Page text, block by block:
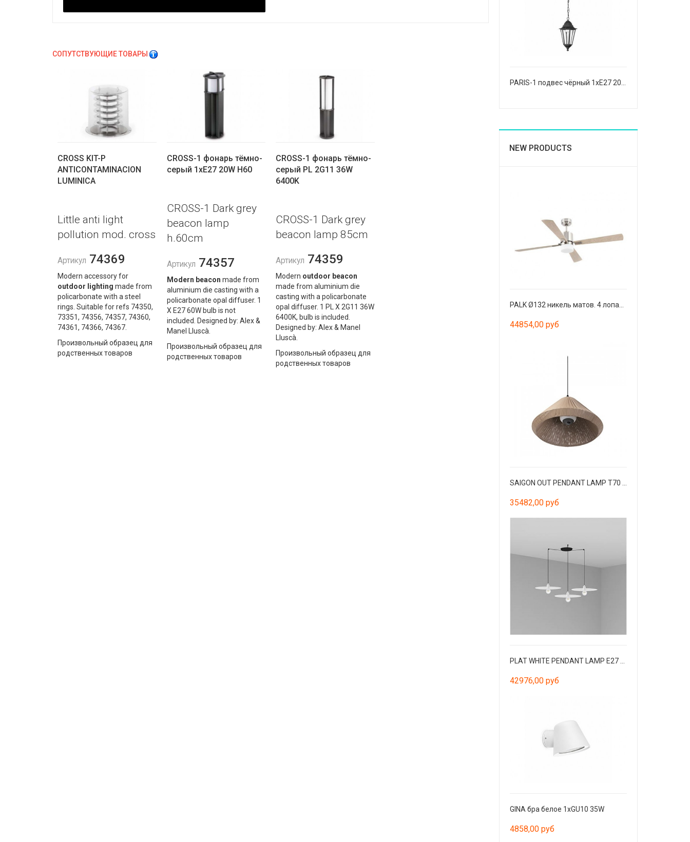
СОПУТСТВУЮЩИЕ ТОВАРЫ
CROSS KIT-P
ANTICONTAMINACION
LUMINICA
Little anti light
pollution mod. cross
Артикул 74369
Modern accessory for
outdoor lighting made from
policarbonate with a steel
rings. Suitable for refs 74350,
73351, 74356, 74357, 74360,
74361, 74366, 74367.
Произвольный образец для
родственных товаров
CROSS-1 фонарь тёмно-
серый 1хE27 20W H60
CROSS-1 Dark grey
beacon lamp
h.60cm
Артикул 74357
Modern beacon made from
aluminium die casting with a
policarbonate opal diffuser. 1
X E27 60W bulb is not
included. Designed by: Alex &
Manel Lluscà.
Произвольный образец для
родственных товаров
CROSS-1 фонарь тёмно-
серый PL 2G11 36W
6400K
CROSS-1 Dark grey
beacon lamp 85cm
Артикул 74359
Modern outdoor beacon
made from aluminium die
casting with a policarbonate
opal diffuser. 1 PL X 2G11 36W
6400K, bulb is included.
Designed by: Alex & Manel
Lluscà.
Произвольный образец для
родственных товаров
NEW PRODUCTS
PALK Ø132 никель матов. 4 лопасти 2xE14 40W
44854,00 руб
SAIGON OUT PENDANT LAMP T70 BROWN HOLE CAP
35482,00 руб
PLAT WHITE PENDANT LAMP E27 60W 3L
42976,00 руб
GINA бра белое 1xGU10 35W
4858,00 руб